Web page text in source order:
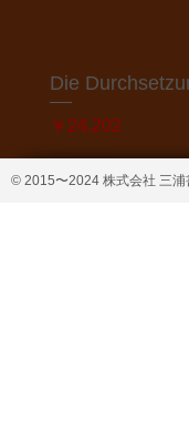
Die
価格
￥24,202
© 2015〜2024 株式会社 三